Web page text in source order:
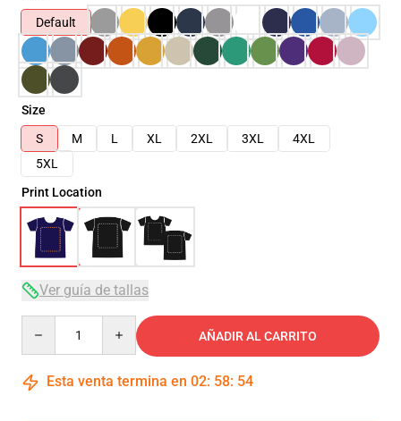
Default
Size
S
M L XL 2XL 3XL
4XL
5XL
Print Location
Ver guía de tallas
AÑADIR AL CARRITO
Esta venta termina en 02: 58: 53